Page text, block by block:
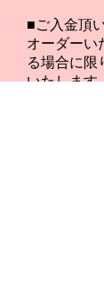
■ご入金頂
オーダーい
る場合に限
いたします